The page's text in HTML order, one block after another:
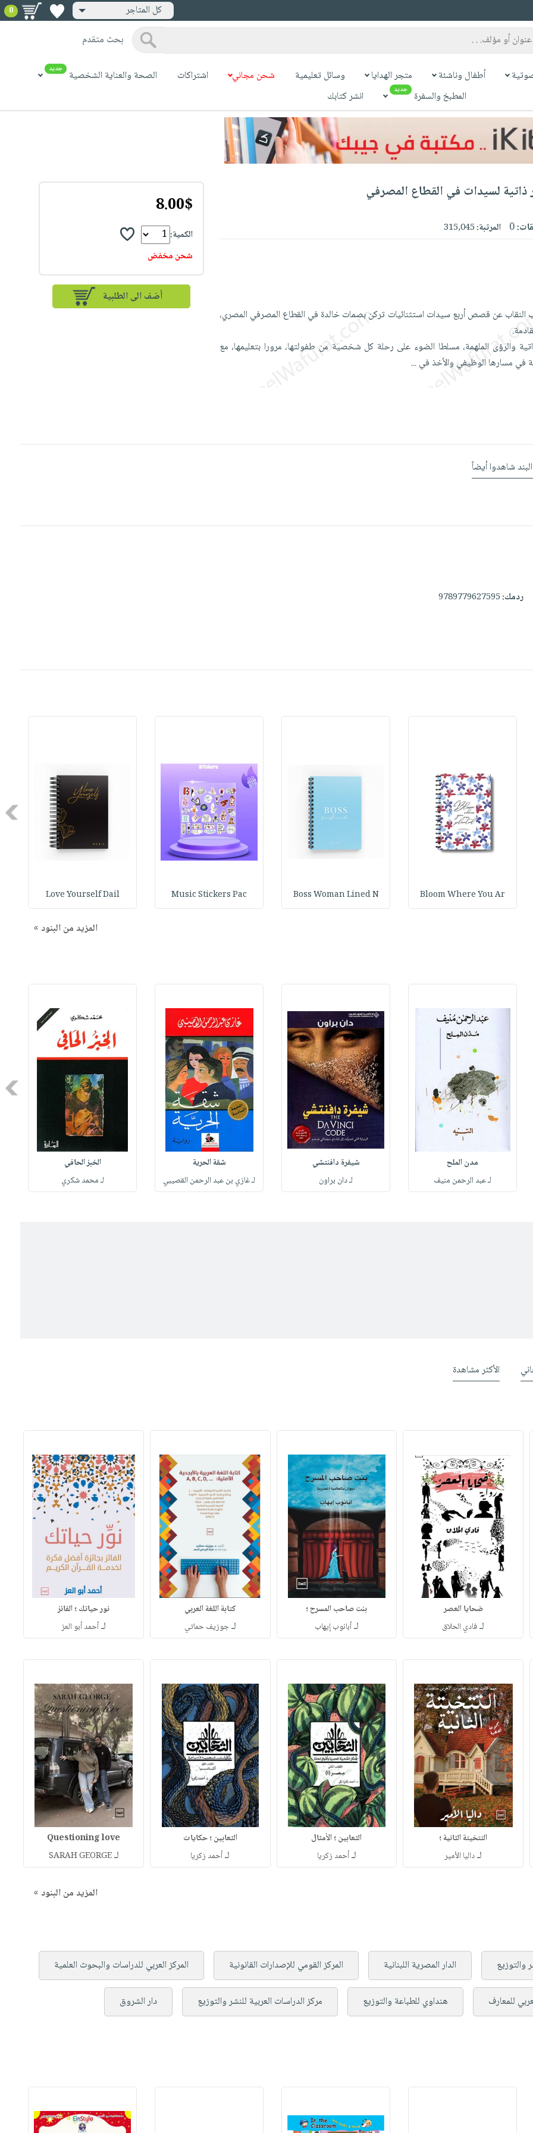
كل المتاجر 0
بحث متقدم
أطفال وناشئة متجر الهدايا وسائل تعليمية شحن مجاني اشتراكات الصحة والعناية الشخصية جديد
المطبخ والسفرة جديد انشر كتابك
لسيدات في القطاع المصرفي
0 المرتبة:315,045
عن قصص أربع سيدات استثنائيات تركن بصمات خالدة في القطاع المصرفي المصري،
والرؤى الملهمة، مسلطا الضوء على رحلة كل شخصية من طفولتها، مرورا بتعليمها، مع
في مسارها الوظيفي والأخذ في...
8.00$
الكمية:
شحن مخفض
أضف الى الطلبية
شاهدوا أيضاً
ردمك:9789779627595
Bloom Where You Ar
Boss Woman Lined N
Music Stickers Pac
Love Yourself Dail
المزيد من البنود »
مدن الملح
لـ عبد الرحمن منيف
شيفرة دافنتشي
لـ دان براون
شقة الحرية
لـ غازي بن عبد الرحمن القصيبي
الخبز الحافي
لـ محمد شكري
الأكثر مشاهدة
ضحايا العصر
لـفادي الحلاق
بنت صاحب المسرح ؛
لـأبانوب إيهاب
كتابة اللغة العربي
لـجوزيف حماتي
نور حياتك ؛ الفائز
لـأحمد أبو العز
التتخيتة الثانية ؛
لـداليا الأمير
الثعابين ؛ الأمثال
لـأحمد زكريا
الثعابين ؛ حكايات
لـأحمد زكريا
Questioning love
لـSARAH GEORGE
المزيد من البنود »
والتوزيع الدار المصرية اللبنانية المركز القومي للإصدارات القانونية المركز العربي للدراسات والبحوث العلمية
للمعارف هنداوي للطباعة والتوزيع مركز الدراسات العربية للنشر والتوزيع دار الشروق